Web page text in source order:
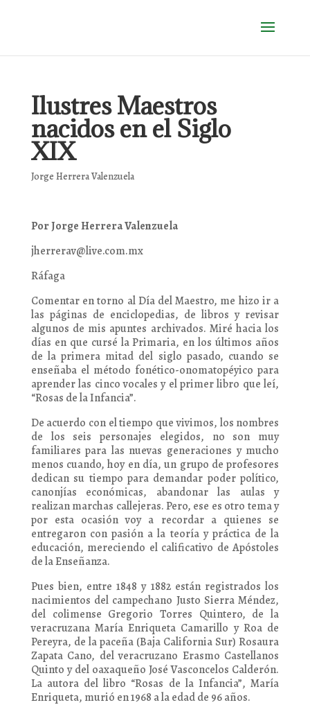
Ilustres Maestros
nacidos en el Siglo
XIX
Jorge Herrera Valenzuela
Por Jorge Herrera Valenzuela
jherrerav@live.com.mx
Ráfaga
Comentar en torno al Día del Maestro, me hizo ir a
las páginas de enciclopedias, de libros y revisar
algunos de mis apuntes archivados. Miré hacia los
días en que cursé la Primaria, en los últimos años
de la primera mitad del siglo pasado, cuando se
enseñaba el método fonético-onomatopéyico para
aprender las cinco vocales y el primer libro que leí,
“Rosas de la Infancia”.
De acuerdo con el tiempo que vivimos, los nombres
de los seis personajes elegidos, no son muy
familiares para las nuevas generaciones y mucho
menos cuando, hoy en día, un grupo de profesores
dedican su tiempo para demandar poder político,
canonjías económicas, abandonar las aulas y
realizan marchas callejeras. Pero, ese es otro tema y
por esta ocasión voy a recordar a quienes se
entregaron con pasión a la teoría y práctica de la
educación, mereciendo el calificativo de Apóstoles
de la Enseñanza.
Pues bien, entre 1848 y 1882 están registrados los
nacimientos del campechano Justo Sierra Méndez,
del colimense Gregorio Torres Quintero, de la
veracruzana María Enriqueta Camarillo y Roa de
Pereyra, de la paceña (Baja California Sur) Rosaura
Zapata Cano, del veracruzano Erasmo Castellanos
Quinto y del oaxaqueño José Vasconcelos Calderón.
La autora del libro “Rosas de la Infancia”, María
Enriqueta, murió en 1968 a la edad de 96 años.